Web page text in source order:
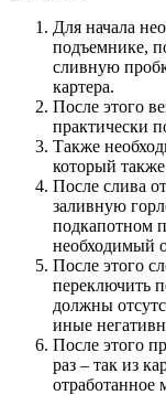
Для начала
подъемнике,
сливную
картера.
После этого
практически
Также
который
После слива
заливную
подкапотном
необходимый
После этого
переключить
должны
иные
После этого
раз – так из
отработанное